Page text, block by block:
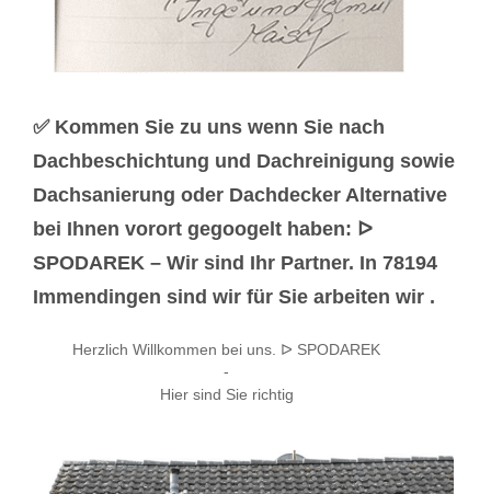
✅ Kommen Sie zu uns wenn Sie nach
Dachbeschichtung und Dachreinigung sowie
Dachsanierung oder Dachdecker Alternative
bei Ihnen vorort gegoogelt haben: ᐅ
SPODAREK – Wir sind Ihr Partner. In 78194
Immendingen sind wir für Sie arbeiten wir .
Herzlich Willkommen bei uns. ᐅ SPODAREK
-
Hier sind Sie richtig